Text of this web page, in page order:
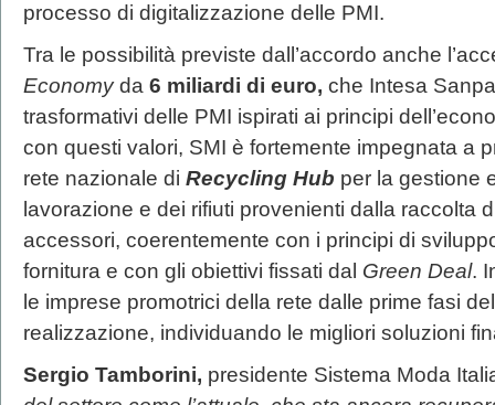
processo di digitalizzazione delle PMI.
Tra le possibilità previste dall’accordo anche
Economyda 6 miliardi di euro, che Intesa
trasformativi delle PMI ispirati ai principi
con questi valori, SMI è fortemente impegnata a
rete nazionale di Recycling Hub per la gestione
lavorazione e dei rifiuti provenienti dalla raccolta
accessori, coerentemente con i principi di
fornitura e con gli obiettivi fissati dal Green Deal.
le imprese promotrici della rete dalle prime fasi
realizzazione, individuando le migliori soluzioni
Sergio Tamborini, presidente Sistema Moda